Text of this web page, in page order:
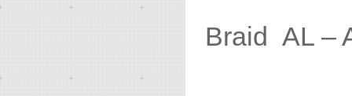
Braid